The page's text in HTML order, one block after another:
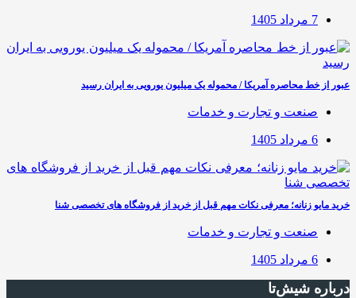
7 مرداد 1405
عبور از خط محاصره آمریکا / محموله یک میلیون یورویی به ایران رسید
صنعت و تجارت و خدمات
6 مرداد 1405
خرید مایو زنانه؛ معرفی نکات مهم قبل از خرید از فروشگاه های تخصصی شنا
صنعت و تجارت و خدمات
6 مرداد 1405
درباره شیش‌تا